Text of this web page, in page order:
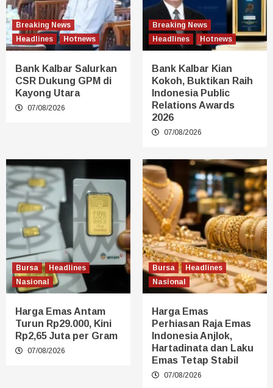
Breaking News
Headlines
Hotnews
Bank Kalbar Salurkan
CSR Dukung GPM di
Kayong Utara
07/08/2026
Breaking News
Headlines
Hotnews
Bank Kalbar Kian
Kokoh, Buktikan Raih
Indonesia Public
Relations Awards
2026
07/08/2026
Bursa
Headlines
Nasional
Harga Emas Antam
Turun Rp29.000, Kini
Rp2,65 Juta per Gram
07/08/2026
Bursa
Headlines
Nasional
Harga Emas
Perhiasan Raja Emas
Indonesia Anjlok,
Hartadinata dan Laku
Emas Tetap Stabil
07/08/2026